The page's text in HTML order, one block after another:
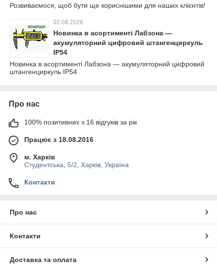
Розвиваємося, щоб бути ще кориснішими для наших клієнтів!
02.08.2026
Новинка в асортименті Лабзона —
акумуляторний цифровий штангенциркуль
IP54
Новинка в асортименті Лабзона — акумуляторний цифровий
штангенциркуль IP54
Про нас
100% позитивних з 16 відгуків за рік
Працює з 18.08.2016
м. Харків
Студентська, 5/2, Харків, Україна
Контакти
Про нас
Контакти
Доставка та оплата